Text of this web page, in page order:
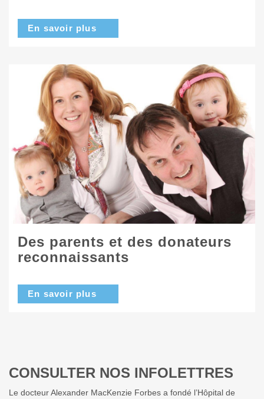
En savoir plus
Des parents et des donateurs
reconnaissants
En savoir plus
CONSULTER NOS INFOLETTRES
Le docteur Alexander MacKenzie Forbes a fondé l’Hôpital de